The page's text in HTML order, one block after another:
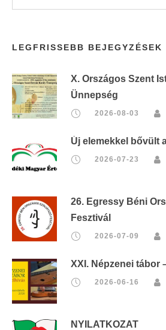
LEGFRISSEBB BEJEGYZÉSEK
X. Országos Szent
Ünnepség
2026-08-03
Új elemekkel bővült
2026-07-23
26. Egressy Béni
Fesztivál
2026-07-09
XXI. Népzenei tábor
2026-06-16
NYILATKOZAT